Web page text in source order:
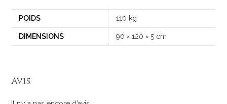
POIDS 110 kg
DIMENSIONS 90 × 120 × 5 cm
Avis